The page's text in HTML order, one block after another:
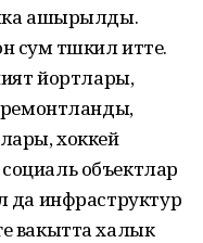
ашырылды.
тәшкил итте.
йортлары,
ремонтланды,
хоккей
объектлар
да инфраструктур
вакытта халык